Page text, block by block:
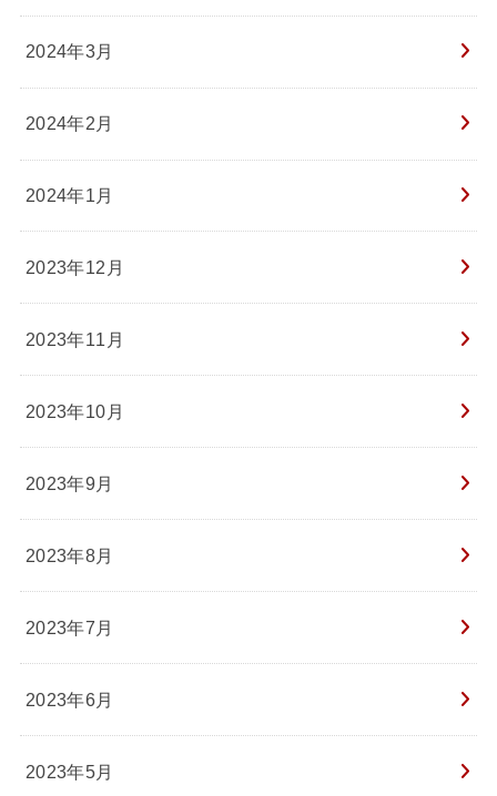
2024年3月
2024年2月
2024年1月
2023年12月
2023年11月
2023年10月
2023年9月
2023年8月
2023年7月
2023年6月
2023年5月